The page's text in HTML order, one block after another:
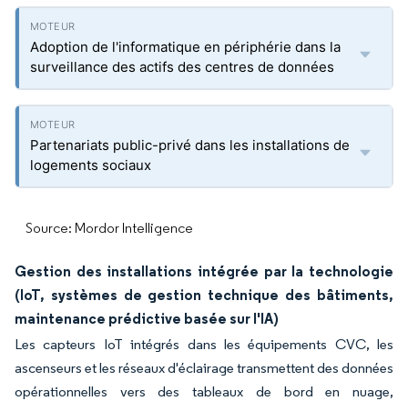
Adoption de l'informatique en périphérie dans la
surveillance des actifs des centres de données
Partenariats public-privé dans les installations de
logements sociaux
Source: Mordor Intelligence
Gestion des installations intégrée par la technologie
(IoT, systèmes de gestion technique des bâtiments,
maintenance prédictive basée sur l'IA)
Les capteurs IoT intégrés dans les équipements CVC, les
ascenseurs et les réseaux d'éclairage transmettent des données
opérationnelles vers des tableaux de bord en nuage,